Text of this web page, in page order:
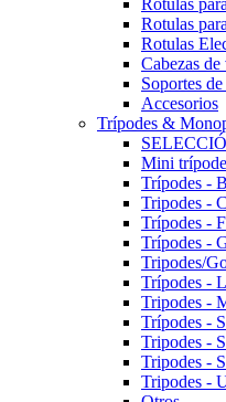
Rótulas
Rotulas
Rotulas
Cabezas
Soportes
Accesorios
Trípodes &
Mini
Trípodes -
Tripodes -
Trípodes -
Trípodes -
Tripodes/
Trípodes -
Tripodes -
Trípodes -
Tripodes -
Tripodes -
Tripodes -